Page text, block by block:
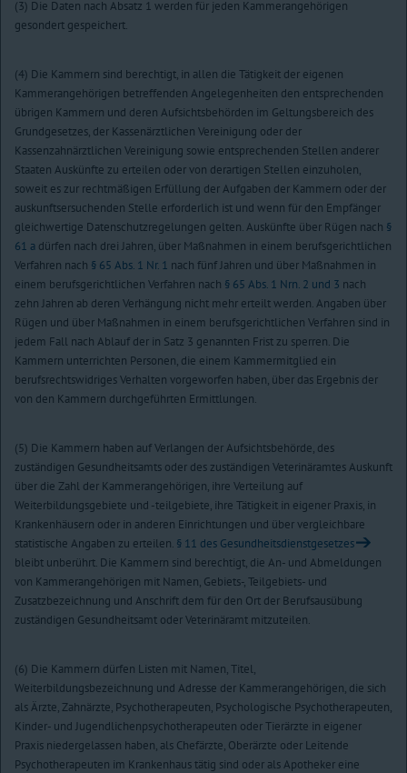
(3) Die Daten nach Absatz 1 werden für jeden Kammerangehörigen
gesondert gespeichert.
(4) Die Kammern sind berechtigt, in allen die Tätigkeit der eigenen
Kammerangehörigen betreffenden Angelegenheiten den entsprechenden
übrigen Kammern und deren Aufsichtsbehörden im Geltungsbereich des
Grundgesetzes, der Kassenärztlichen Vereinigung oder der
Kassenzahnärztlichen Vereinigung sowie entsprechenden Stellen anderer
Staaten Auskünfte zu erteilen oder von derartigen Stellen einzuholen,
soweit es zur rechtmäßigen Erfüllung der Aufgaben der Kammern oder der
auskunftsersuchenden Stelle erforderlich ist und wenn für den Empfänger
gleichwertige Datenschutzregelungen gelten. Auskünfte über Rügen nach §
61 a dürfen nach drei Jahren, über Maßnahmen in einem berufsgerichtlichen
Verfahren nach § 65 Abs. 1 Nr. 1 nach fünf Jahren und über Maßnahmen in
einem berufsgerichtlichen Verfahren nach § 65 Abs. 1 Nrn. 2 und 3 nach
zehn Jahren ab deren Verhängung nicht mehr erteilt werden. Angaben über
Rügen und über Maßnahmen in einem berufsgerichtlichen Verfahren sind in
jedem Fall nach Ablauf der in Satz 3 genannten Frist zu sperren. Die
Kammern unterrichten Personen, die einem Kammermitglied ein
berufsrechtswidriges Verhalten vorgeworfen haben, über das Ergebnis der
von den Kammern durchgeführten Ermittlungen.
(5) Die Kammern haben auf Verlangen der Aufsichtsbehörde, des
zuständigen Gesundheitsamts oder des zuständigen Veterinäramtes Auskunft
über die Zahl der Kammerangehörigen, ihre Verteilung auf
Weiterbildungsgebiete und -teilgebiete, ihre Tätigkeit in eigener Praxis, in
Krankenhäusern oder in anderen Einrichtungen und über vergleichbare
statistische Angaben zu erteilen. § 11 des Gesundheitsdienstgesetzes
bleibt unberührt. Die Kammern sind berechtigt, die An- und Abmeldungen
von Kammerangehörigen mit Namen, Gebiets-, Teilgebiets- und
Zusatzbezeichnung und Anschrift dem für den Ort der Berufsausübung
zuständigen Gesundheitsamt oder Veterinäramt mitzuteilen.
(6) Die Kammern dürfen Listen mit Namen, Titel,
Weiterbildungsbezeichnung und Adresse der Kammerangehörigen, die sich
als Ärzte, Zahnärzte, Psychotherapeuten, Psychologische Psychotherapeuten,
Kinder- und Jugendlichenpsychotherapeuten oder Tierärzte in eigener
Praxis niedergelassen haben, als Chefärzte, Oberärzte oder Leitende
Psychotherapeuten im Krankenhaus tätig sind oder als Apotheker eine